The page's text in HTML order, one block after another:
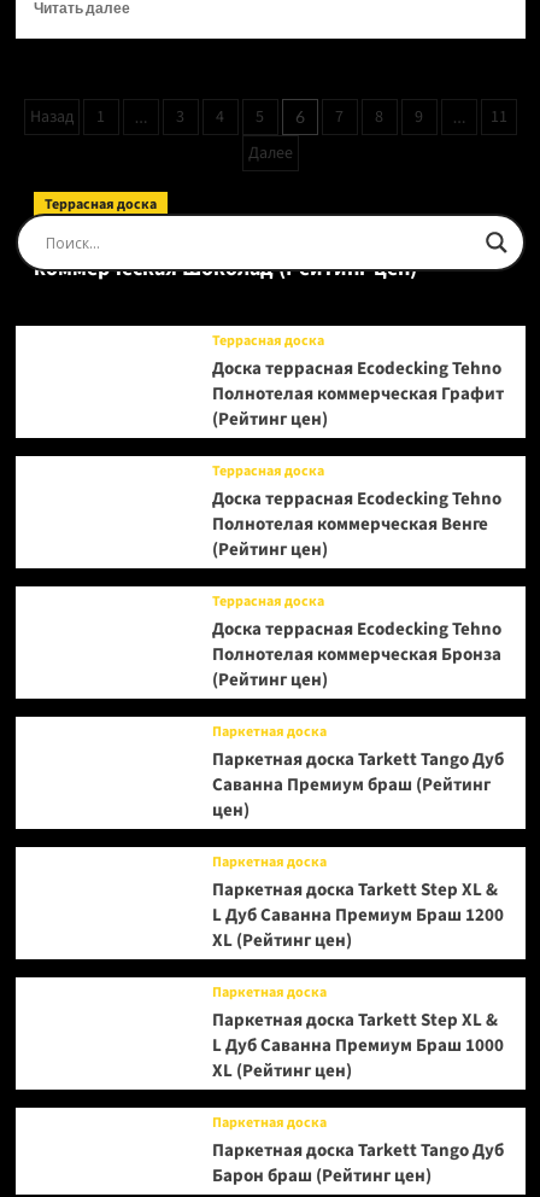
Читать далееПрочитать
Krono
Альтаис
D1839
Пагинация
Назад 1 … 3 4 5 6 7 8 9 …
11
Далее
Террасная доска
Доска террасная Ecodecking Tehno Полнотелая
коммерческая Шоколад (Рейтинг цен)
Террасная доска
Доска террасная Ecodecking Tehno
Полнотелая коммерческая Графит
(Рейтинг цен)
Террасная доска
Доска террасная Ecodecking Tehno
Полнотелая коммерческая Венге
(Рейтинг цен)
Террасная доска
Доска террасная Ecodecking Tehno
Полнотелая коммерческая Бронза
(Рейтинг цен)
Паркетная доска
Паркетная доска Tarkett Tango Дуб
Саванна Премиум браш (Рейтинг
цен)
Паркетная доска
Паркетная доска Tarkett Step XL &
L Дуб Саванна Премиум Браш 1200
XL (Рейтинг цен)
Паркетная доска
Паркетная доска Tarkett Step XL &
L Дуб Саванна Премиум Браш 1000
XL (Рейтинг цен)
Паркетная доска
Паркетная доска Tarkett Tango Дуб
Барон браш (Рейтинг цен)